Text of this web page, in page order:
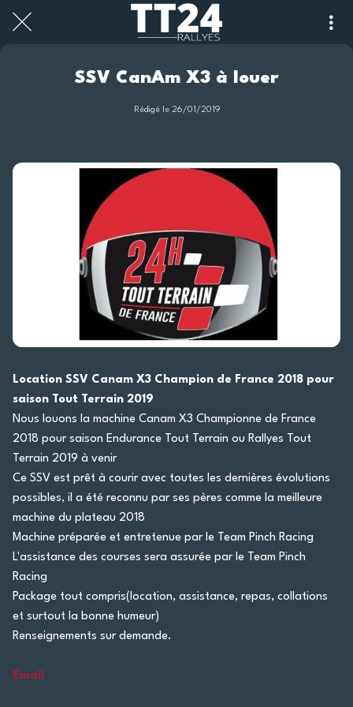
SSV CanAm X3 à louer
Rédigé le 26/01/2019
Location SSV Canam X3 Champion de France 2018 pour
saison Tout Terrain 2019
Nous louons la machine Canam X3 Championne de France
2018 pour saison Endurance Tout Terrain ou Rallyes Tout
Terrain 2019 à venir
Ce SSV est prêt à courir avec toutes les dernières évolutions
possibles, il a été reconnu par ses pères comme la meilleure
machine du plateau 2018
Machine préparée et entretenue par le Team Pinch Racing
L'assistance des courses sera assurée par le Team Pinch
Racing
Package tout compris(location, assistance, repas, collations
et surtout la bonne humeur)
Renseignements sur demande.
Email